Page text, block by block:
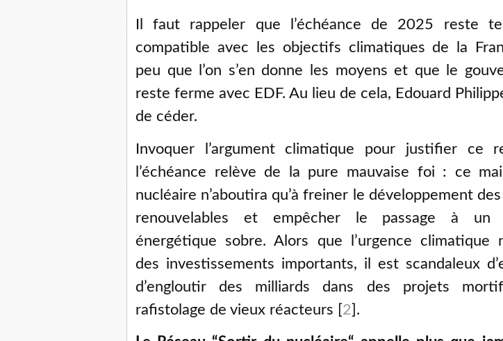
Il faut rappeler que l’échéance de 2025 reste
compatible avec les objectifs climatiques de la
peu que l’on s’en donne les moyens et que le
reste ferme avec EDF. Au lieu de cela, Edouard
de céder.
Invoquer l’argument climatique pour justifier ce
l’échéance relève de la pure mauvaise foi : ce
nucléaire n’aboutira qu’à freiner le développement
renouvelables et empêcher le passage à un
énergétique sobre. Alors que l’urgence climatique
des investissements importants, il est scandaleux
d’engloutir des milliards dans des projets
rafistolage de vieux réacteurs
2 .